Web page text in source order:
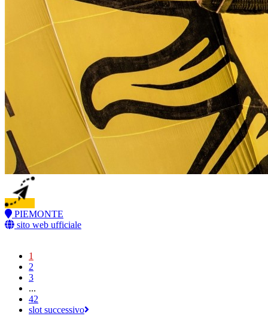
PIEMONTE
sito web ufficiale
1
2
3
...
42
slot successivo